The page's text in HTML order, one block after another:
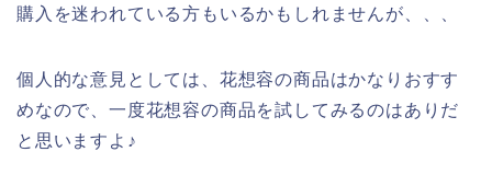
購入を迷われている方もいるかもしれませんが、、、
個人的な意見としては、花想容の商品はかなりおすす
めなので、一度花想容の商品を試してみるのはありだ
と思いますよ♪